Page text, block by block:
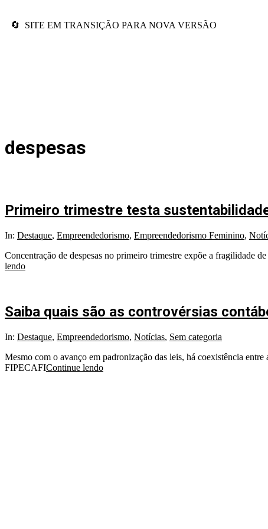
🔄 SITE EM TRANSIÇÃO PARA NOVA VERSÃO
despesas
Primeiro trimestre testa
In: Destaque, Empreendedorismo, Empreendedorismo Feminino,
Concentração de despesas no primeiro trimestre expõe a fragilidade
lendo
Saiba quais são as controvérsias
In: Destaque, Empreendedorismo, Notícias, Sem categoria
Mesmo com o avanço em padronização das leis, há coexistência
FIPECAFIContinue lendo